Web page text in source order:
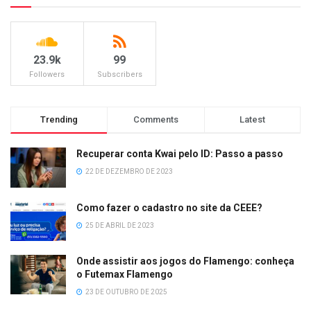
23.9k
Followers
99
Subscribers
Trending Comments Latest
Recuperar conta Kwai pelo ID: Passo a passo
22 DE DEZEMBRO DE 2023
Como fazer o cadastro no site da CEEE?
25 DE ABRIL DE 2023
Onde assistir aos jogos do Flamengo: conheça
o Futemax Flamengo
23 DE OUTUBRO DE 2025